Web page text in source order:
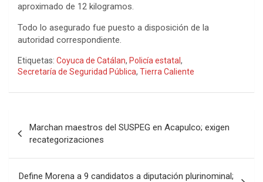
aproximado de 12 kilogramos.
Todo lo asegurado fue puesto a disposición de la
autoridad correspondiente.
Etiquetas: Coyuca de Catálan, Policía estatal ,
Secretaría de Seguridad Pública, Tierra Caliente
de
entradas
Marchan maestros del SUSPEG en Acapulco; exigen
recategorizaciones
Define Morena a 9 candidatos a diputación plurinominal;